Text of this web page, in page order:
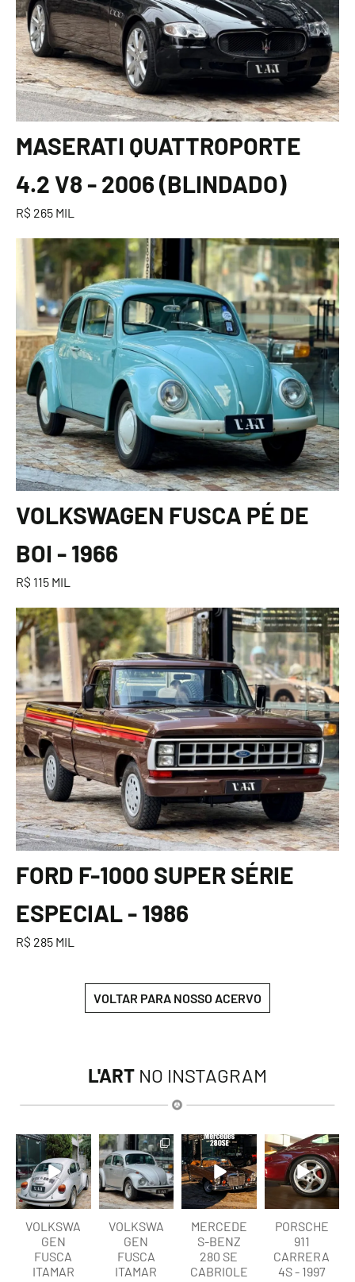
MASERATI QUATTROPORTE
4.2 V8 - 2006 (BLINDADO)
R$ 265 MIL
VOLKSWAGEN FUSCA PÉ DE
BOI - 1966
R$ 115 MIL
FORD F-1000 SUPER SÉRIE
ESPECIAL - 1986
R$ 285 MIL
VOLTAR PARA NOSSO ACERVO
L'ART NO INSTAGRAM
lart.br
Ago 6
VOLKSWA
GEN
FUSCA
ITAMAR
lart.br
Ago 6
VOLKSWA
GEN
FUSCA
ITAMAR
lart.br
Ago 5
MERCEDE
S-BENZ
280 SE
CABRIOLE
lart.br
Ago 5
PORSCHE
911
CARRERA
4S - 1997